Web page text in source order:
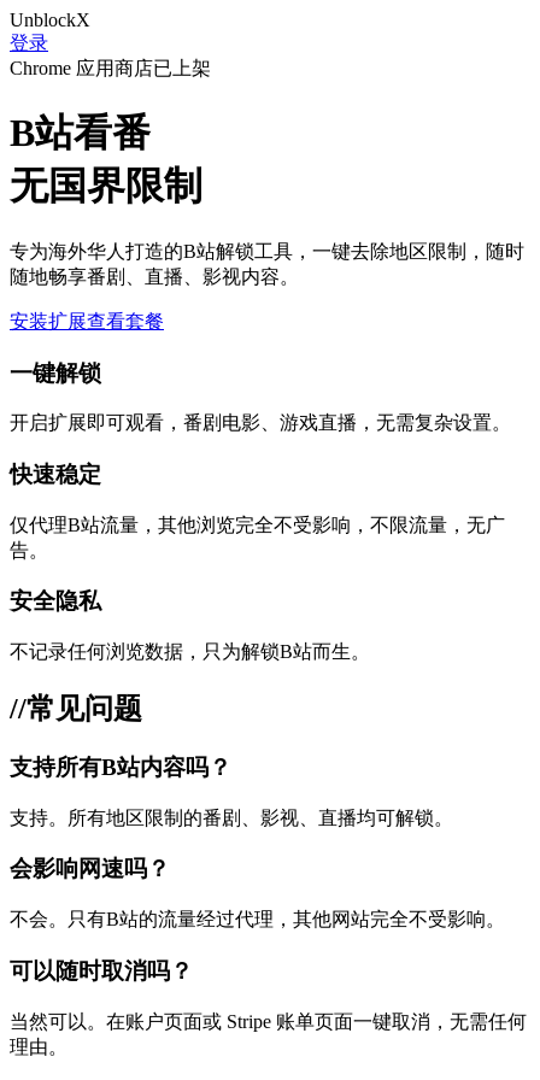
UnblockX
登录
Chrome 应用商店已上架
B站看番
无国界限制
专为海外华人打造的B站解锁工具，一键去除地区限制，随时
随地畅享番剧、直播、影视内容。
安装扩展查看套餐
一键解锁
开启扩展即可观看，番剧电影、游戏直播，无需复杂设置。
快速稳定
仅代理B站流量，其他浏览完全不受影响，不限流量，无广
告。
安全隐私
不记录任何浏览数据，只为解锁B站而生。
//常见问题
支持所有B站内容吗？
支持。所有地区限制的番剧、影视、直播均可解锁。
会影响网速吗？
不会。只有B站的流量经过代理，其他网站完全不受影响。
可以随时取消吗？
当然可以。在账户页面或 Stripe 账单页面一键取消，无需任何
理由。